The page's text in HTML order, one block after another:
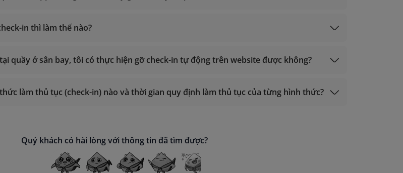
in thì làm thế nào?
quầy ở sân bay, tôi có thực hiện gỡ check-in tự động trên website được không?
làm thủ tục (check-in) nào và thời gian quy định làm thủ tục của từng hình thức?
Quý khách có hài lòng với thông tin đã tìm được?